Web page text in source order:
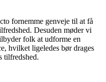
fornemme genveje til at få
Desuden møder vi
folk at udforme en
hvilket ligeledes bør drages
tilfredshed.